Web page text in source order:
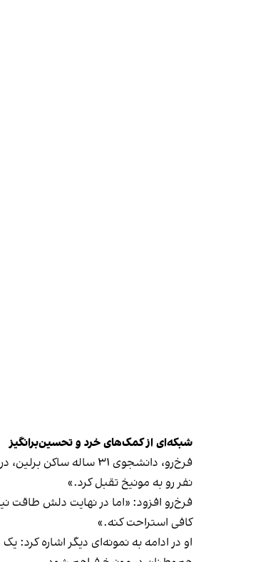
شبکه‌ای از کمک‌های خرد و تحسین‌برانگیز
فرخ‌رو، دانشجوی ۳۱
نفر رو به مونیخ تقبل کرد.»
فرخ‌رو افزود: «اما در نهایت دلش طاقت
کافی استراحت کنه.»